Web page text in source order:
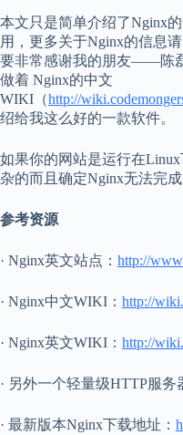
本文只是简单介绍了Nginx
用，更多关于Nginx的信息
要非常感谢我的朋友——陈磊
做着 Nginx的中文
WIKI（http://
绍给我这么好的一款软件。
如果你的网站是运行在
杂的而且确定Nginx无法完
参考资源
· Nginx英文站点： http://
· Nginx中文WIKI： http://
· Nginx英文WIKI： http://
· 另外一个轻量级HTTP服务
· 最新版本Nginx下载地址：